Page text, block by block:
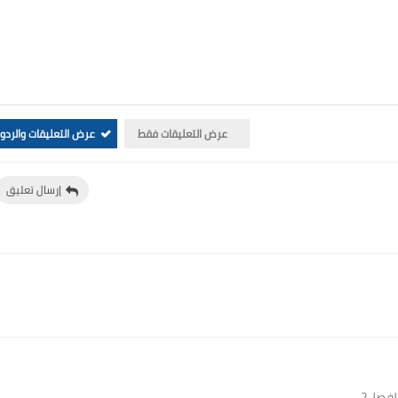
عرض التعليقات فقط عرض التعليقات
إرسال تعليق